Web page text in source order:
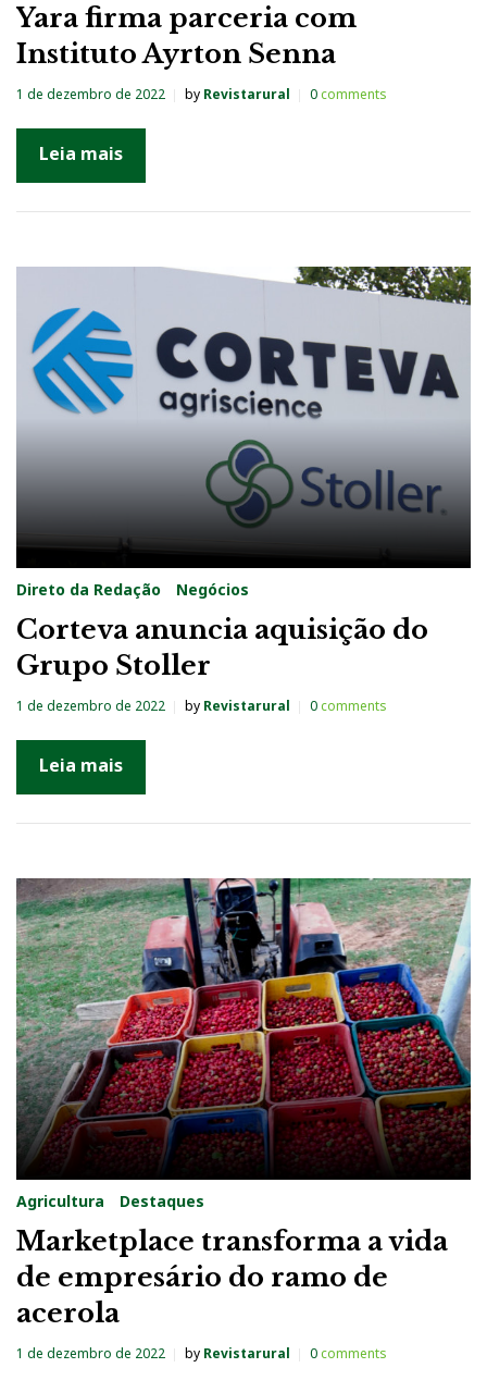
Yara firma parceria com
Instituto Ayrton Senna
1 de dezembro de 2022 by Revistarural 0comments
Leia mais
Direto da Redação Negócios
Corteva anuncia aquisição do
Grupo Stoller
1 de dezembro de 2022 by Revistarural 0comments
Leia mais
Agricultura Destaques
Marketplace transforma a vida
de empresário do ramo de
acerola
1 de dezembro de 2022 by Revistarural 0comments